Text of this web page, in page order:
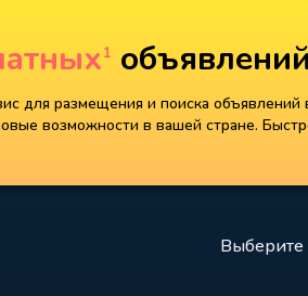
1
для размещения и поиска объявлений
возможности в вашей стране.
Выберите